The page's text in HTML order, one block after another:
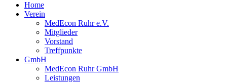
Home
Verein
MedEcon Ruhr e.V.
Mitglieder
Vorstand
Treffpunkte
GmbH
MedEcon Ruhr GmbH
Leistungen